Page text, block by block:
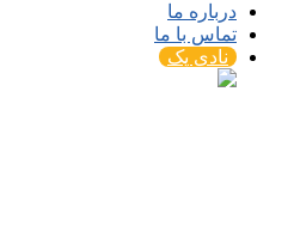
درباره ما
تماس با ما
نادی پک